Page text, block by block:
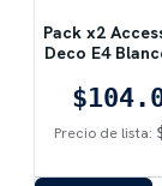
Pack x2
Deco E4
Precio de lista: